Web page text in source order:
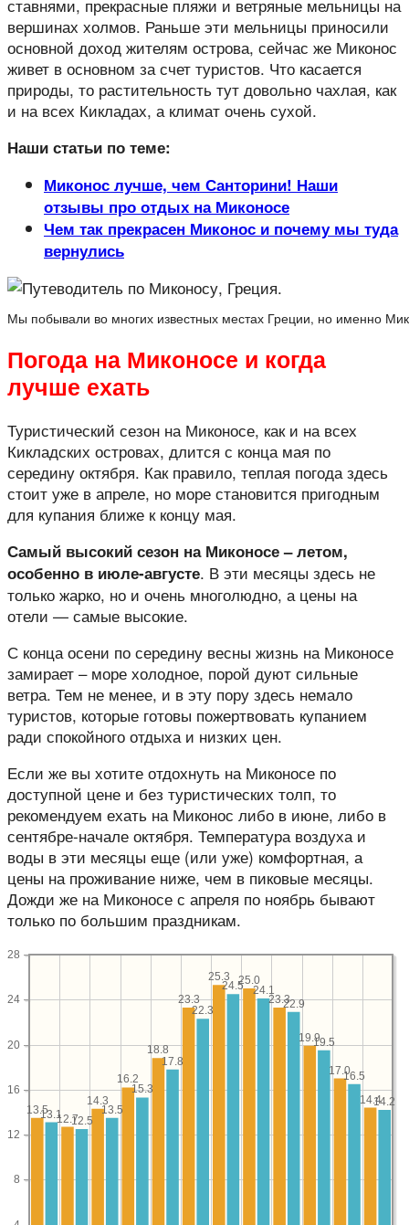
ставнями, прекрасные пляжи и ветряные мельницы на
вершинах холмов. Раньше эти мельницы приносили
основной доход жителям острова, сейчас же Миконос
живет в основном за счет туристов. Что касается
природы, то растительность тут довольно чахлая, как
и на всех Кикладах, а климат очень сухой.
Наши статьи по теме:
Миконос лучше, чем Санторини! Наши
отзывы про отдых на Миконосе
Чем так прекрасен Миконос и почему мы туда
вернулись
Мы побывали во многих известных местах Греции, но именно
Погода на Миконосе и когда
лучше ехать
Туристический сезон на Миконосе, как и на всех
Кикладских островах, длится с конца мая по
середину октября. Как правило, теплая погода здесь
стоит уже в апреле, но море становится пригодным
для купания ближе к концу мая.
Самый высокий сезон на Миконосе – летом,
особенно в июле-августе. В эти месяцы здесь не
только жарко, но и очень многолюдно, а цены на
отели — самые высокие.
С конца осени по середину весны жизнь на Миконосе
замирает – море холодное, порой дуют сильные
ветра. Тем не менее, и в эту пору здесь немало
туристов, которые готовы пожертвовать купанием
ради спокойного отдыха и низких цен.
Если же вы хотите отдохнуть на Миконосе по
доступной цене и без туристических толп, то
рекомендуем ехать на Миконос либо в июне, либо в
сентябре-начале октября. Температура воздуха и
воды в эти месяцы еще (или уже) комфортная, а
цены на проживание ниже, чем в пиковые месяцы.
Дожди же на Миконосе с апреля по ноябрь бывают
только по большим праздникам.